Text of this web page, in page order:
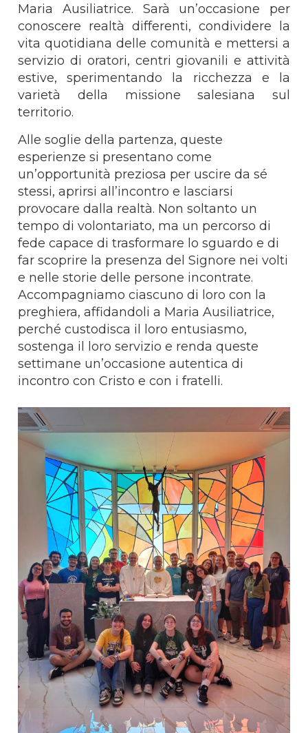
Maria Ausiliatrice. Sarà un’occasione per
conoscere realtà differenti, condividere la
vita quotidiana delle comunità e mettersi a
servizio di oratori, centri giovanili e attività
estive, sperimentando la ricchezza e la
varietà della missione salesiana sul
territorio.
Alle soglie della partenza, queste
esperienze si presentano come
un’opportunità preziosa per uscire da sé
stessi, aprirsi all’incontro e lasciarsi
provocare dalla realtà. Non soltanto un
tempo di volontariato, ma un percorso di
fede capace di trasformare lo sguardo e di
far scoprire la presenza del Signore nei volti
e nelle storie delle persone incontrate.
Accompagniamo ciascuno di loro con la
preghiera, affidandoli a Maria Ausiliatrice,
perché custodisca il loro entusiasmo,
sostenga il loro servizio e renda queste
settimane un’occasione autentica di
incontro con Cristo e con i fratelli.